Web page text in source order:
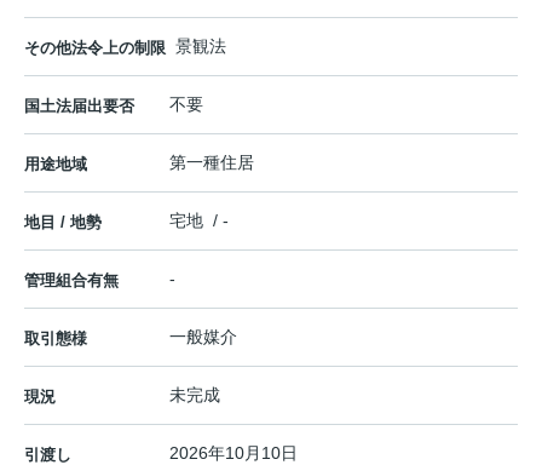
その他法令上の制限 景観法
国土法届出要否 不要
用途地域 第一種住居
地目 / 地勢 宅地 / -
管理組合有無 -
取引態様 一般媒介
現況 未完成
引渡し 2026年10月10日